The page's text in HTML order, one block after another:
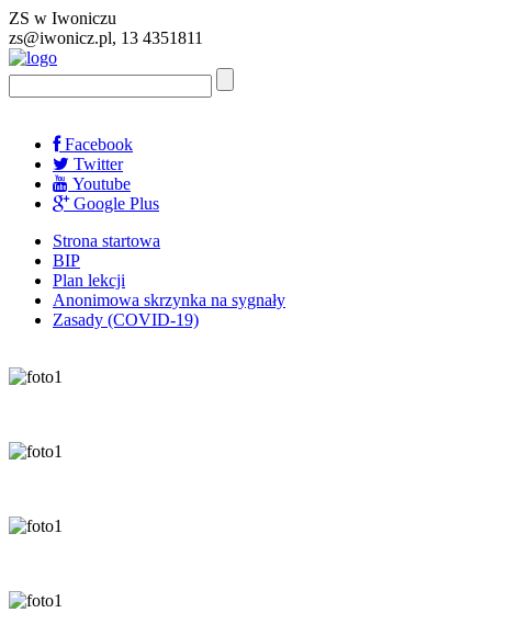
ZS w Iwoniczu
zs@iwonicz.pl, 13 4351811
Facebook
Twitter
Youtube
Google Plus
Strona startowa
BIP
Plan lekcji
Anonimowa skrzynka na sygnały
Zasady (COVID-19)